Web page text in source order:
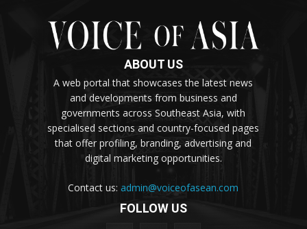
ABOUT US
A web portal that showcases the latest news
and developments from business and
governments across Southeast Asia, with
specialised sections and country-focused pages
that offer profiling, branding, advertising and
digital marketing opportunities.
Contact us:admin@voiceofasean.com
FOLLOW US